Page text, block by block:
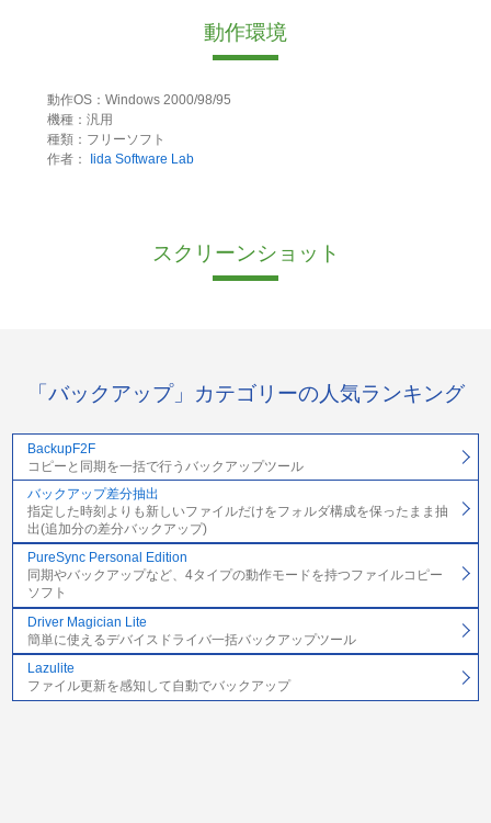
動作環境
動作OS：Windows 2000/98/95
機種：汎用
種類：フリーソフト
作者：
Iida Software Lab
スクリーンショット
「バックアップ」カテゴリーの人気ランキング
BackupF2F
コピーと同期を一括で行うバックアップツール
バックアップ差分抽出
指定した時刻よりも新しいファイルだけをフォルダ構成を保ったまま抽
出(追加分の差分バックアップ)
PureSync Personal Edition
同期やバックアップなど、4タイプの動作モードを持つファイルコピー
ソフト
Driver Magician Lite
簡単に使えるデバイスドライバ一括バックアップツール
Lazulite
ファイル更新を感知して自動でバックアップ